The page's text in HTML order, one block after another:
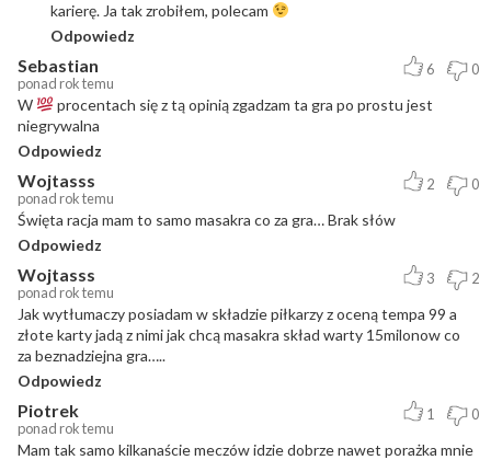
karierę. Ja tak zrobiłem, polecam
Odpowiedz
Sebastian
ponad rok temu
6 0
W
procentach się z tą opinią zgadzam ta gra po prostu jest
niegrywalna
Odpowiedz
Wojtasss
ponad rok temu
2 0
Święta racja mam to samo masakra co za gra… Brak słów
Odpowiedz
Wojtasss
ponad rok temu
3 2
Jak wytłumaczy posiadam w składzie piłkarzy z oceną tempa 99 a
złote karty jadą z nimi jak chcą masakra skład warty 15milonow co
za beznadziejna gra…..
Odpowiedz
Piotrek
ponad rok temu
1 0
Mam tak samo kilkanaście meczów idzie dobrze nawet porażka mnie